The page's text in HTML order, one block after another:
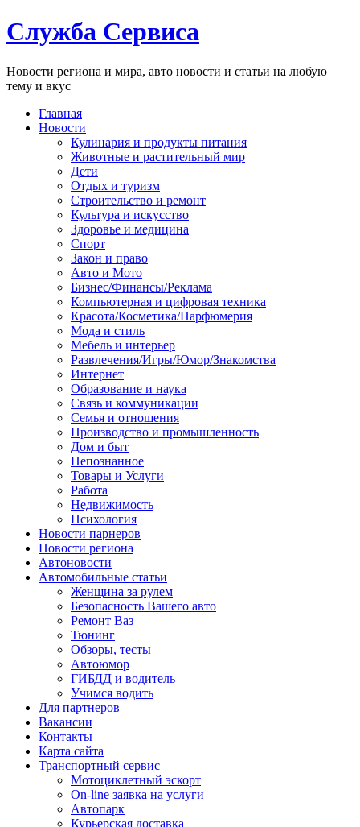
Служба Сервиса
Новости региона и мира, авто новости и статьи на любую
тему и вкус
Главная
Новости
Кулинария и продукты питания
Животные и растительный мир
Дети
Отдых и туризм
Строительство и ремонт
Культура и искусство
Здоровье и медицина
Спорт
Закон и право
Авто и Мото
Бизнес/Финансы/Реклама
Компьютерная и цифровая техника
Красота/Косметика/Парфюмерия
Мода и стиль
Мебель и интерьер
Развлечения/Игры/Юмор/Знакомства
Интернет
Образование и наука
Связь и коммуникации
Семья и отношения
Производство и промышленность
Дом и быт
Непознанное
Товары и Услуги
Работа
Недвижимость
Психология
Новости парнеров
Новости региона
Автоновости
Автомобильные статьи
Женщина за рулем
Безопасность Вашего авто
Ремонт Ваз
Тюнинг
Обзоры, тесты
Автоюмор
ГИБДД и водитель
Учимся водить
Для партнеров
Вакансии
Контакты
Карта сайта
Транспортный сервис
Мотоциклетный эскорт
On-line заявка на услуги
Автопарк
Курьерская доставка